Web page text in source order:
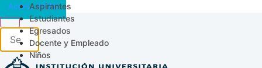
Aspirantes
Estudiantes
Egresados
Docente y Empleado
Niños
Acceso SICAU